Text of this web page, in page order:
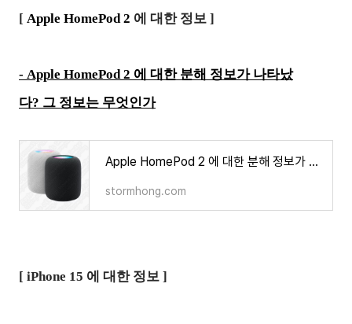
[ Apple HomePod 2 에 대한 정보 ]
- Apple HomePod 2 에 대한 분해 정보가 나타났
다? 그 정보는 무엇인가
Apple HomePod 2 에 대한 분해 정보가 나타났다? 그 정보는 무엇인가
stormhong.com
[ iPhone 15 에 대한 정보 ]